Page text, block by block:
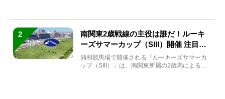
2
南関東2歳戦線の主役は誰だ！ルーキ
ーズサマーカップ（SIII）開催 注目馬
と見どころをチェック
浦和競馬場で開催される「ルーキーズサマーカ
ップ（SIII）」は、南関東所属の2歳馬による注